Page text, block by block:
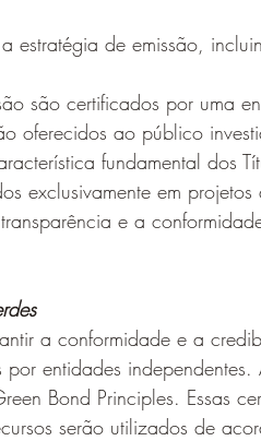
a estratégia de emissão,
são certificados por uma
oferecidos ao público
fundamental dos
exclusivamente em
e a
a conformidade e a
entidades
Bond Principles. Essas
serão utilizados de